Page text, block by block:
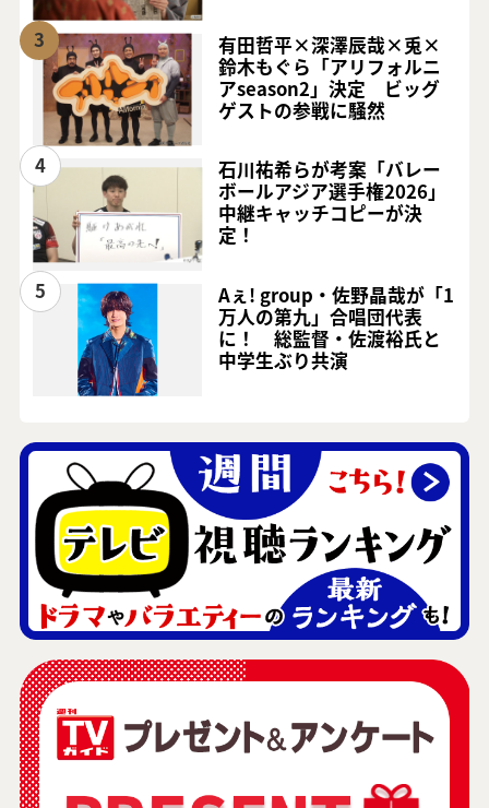
3
有田哲平×深澤辰哉×兎×
鈴木もぐら「アリフォルニ
アseason2」決定 ビッグ
ゲストの参戦に騒然
4
石川祐希らが考案「バレー
ボールアジア選手権2026」
中継キャッチコピーが決
定！
5
Aぇ! group・佐野晶哉が「1
万人の第九」合唱団代表
に！ 総監督・佐渡裕氏と
中学生ぶり共演